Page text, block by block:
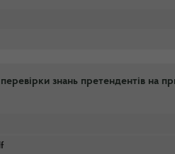
знань претендентiв на